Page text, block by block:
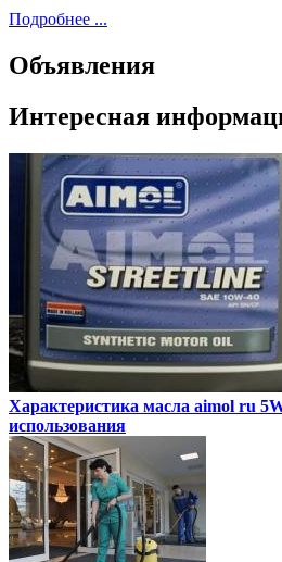
Подробнее ...
Объявления
Интересная
Характеристика масла aimol ru
использования